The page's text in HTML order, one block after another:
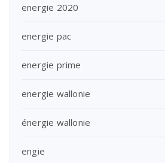
energie 2020
energie pac
energie prime
energie wallonie
énergie wallonie
engie